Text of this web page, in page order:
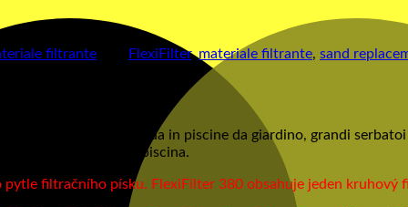
filtrante FlexiFilter,materiale filtrante, sand
per pulire l’acqua in piscine da giardino, grandi
dell’acqua nella tua piscina.
filtračního písku. FlexiFilter 380 obsahuje jeden kruhový